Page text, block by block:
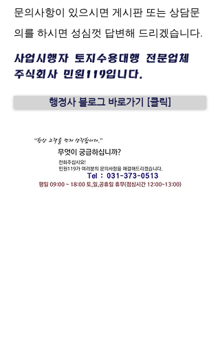
​문의사항이 있으시면 게시판 또는 상담문
의를 하시면 성심껏 답변해 드리겠습니다.
사업시행자 토지수용대행 전문업체
​주식회사 민원119입니다.
행정사 블로그 바로가기 [클릭]